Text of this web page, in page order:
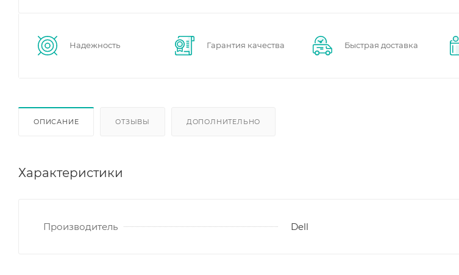
Надежность Гарантия качества Быстрая доставка
ОПИСАНИЕ ОТЗЫВЫ ДОПОЛНИТЕЛЬНО
Характеристики
Производитель Dell